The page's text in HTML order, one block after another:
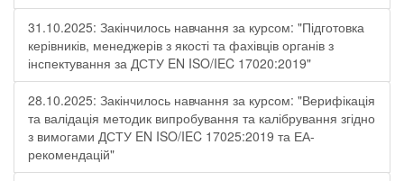
31.10.2025: Закінчилось навчання за курсом: "Підготовка
керівників, менеджерів з якості та фахівців органів з
інспектування за ДСТУ EN ISO/IEC 17020:2019"
28.10.2025: Закінчилось навчання за курсом: "Верифікація
та валідація методик випробування та калібрування згідно
з вимогами ДСТУ EN ISO/IEC 17025:2019 та ЕА-
рекомендацій"